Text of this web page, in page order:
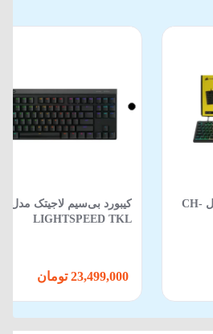
باندل گیمینگ کورسیر مدل CH-
LIGHTSPEED TKL